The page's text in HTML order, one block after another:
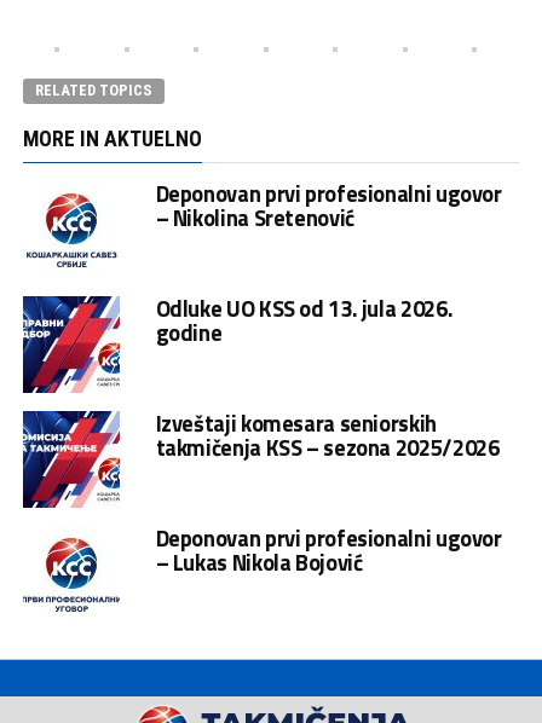
RELATED TOPICS
MORE IN AKTUELNO
Deponovan prvi profesionalni ugovor
– Nikolina Sretenović
Odluke UO KSS od 13. jula 2026.
godine
Izveštaji komesara seniorskih
takmičenja KSS – sezona 2025/2026
Deponovan prvi profesionalni ugovor
– Lukas Nikola Bojović